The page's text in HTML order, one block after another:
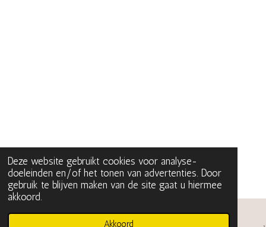
Deze website gebruikt cookies voor analyse-
doeleinden en/of het tonen van advertenties. Door
gebruik te blijven maken van de site gaat u hiermee
akkoord.
Akkoord